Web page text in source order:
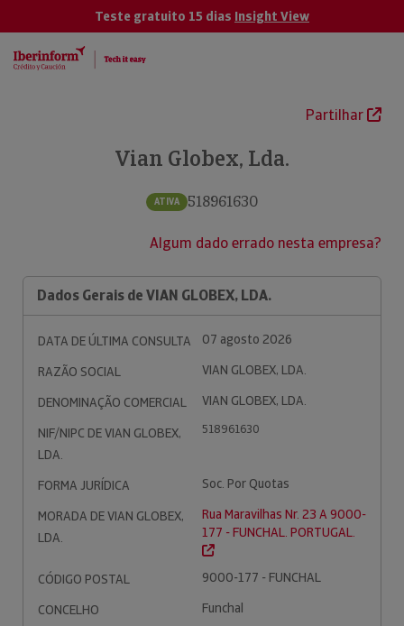
Teste gratuito 15 dias Insight View
Partilhar
Vian Globex, Lda.
ATIVA 518961630
Algum dado errado nesta empresa?
Dados Gerais de VIAN GLOBEX, LDA.
DATA DE ÚLTIMA CONSULTA
07 agosto 2026
RAZÃO SOCIAL
VIAN GLOBEX, LDA.
DENOMINAÇÃO COMERCIAL
VIAN GLOBEX, LDA.
NIF/NIPC DE VIAN GLOBEX,
LDA.
518961630
FORMA JURÍDICA
Soc. Por Quotas
MORADA DE VIAN GLOBEX,
LDA.
Rua Maravilhas Nr. 23 A 9000-
177 - FUNCHAL. PORTUGAL.
CÓDIGO POSTAL
9000-177 - FUNCHAL
CONCELHO
Funchal